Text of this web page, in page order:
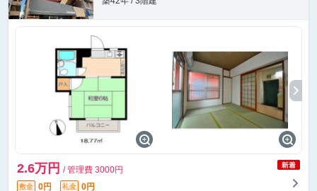
2.6万円 / 管理費 3000円
敷金 0円 礼金
0円